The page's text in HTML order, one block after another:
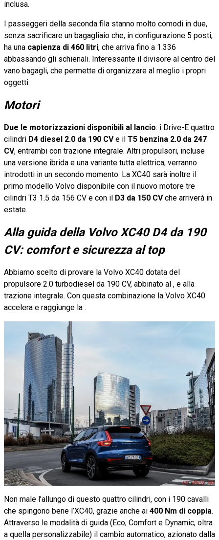
inclusa.
I passeggeri della seconda fila stanno molto comodi in due,
senza sacrificare un bagagliaio che, in configurazione 5 posti,
ha una capienza di 460 litri, che arriva fino a 1.336
abbassando gli schienali. Interessante il divisore al centro del
vano bagagli, che permette di organizzare al meglio i propri
oggetti.
Motori
Due le motorizzazioni disponibili al lancio: i Drive-E quattro
cilindri D4 diesel 2.0 da 190 CVe il T5 benzina 2.0 da 247
CV, entrambi con trazione integrale. Altri propulsori, incluse
una versione ibrida e una variante tutta elettrica, verranno
introdotti in un secondo momento. La XC40 sarà inoltre il
primo modello Volvo disponibile con il nuovo motore tre
cilindri T3 1.5 da 156 CV e con il D3 da 150 CVche arriverà in
estate.
Alla guida della Volvo XC40 D4 da 190
CV: comfort e sicurezza al top
Abbiamo scelto di provare la Volvo XC40 dotata del
propulsore 2.0 turbodiesel da 190 CV, abbinato al , e alla
trazione integrale. Con questa combinazione la Volvo XC40
accelera e raggiunge la .
Non male l’allungo di questo quattro cilindri, con i 190 cavalli
che spingono bene l’XC40, grazie anche ai 400 Nm di coppia.
Attraverso le modalità di guida (Eco, Comfort e Dynamic, oltra
a quella personalizzabile) il cambio automatico, azionato dalla